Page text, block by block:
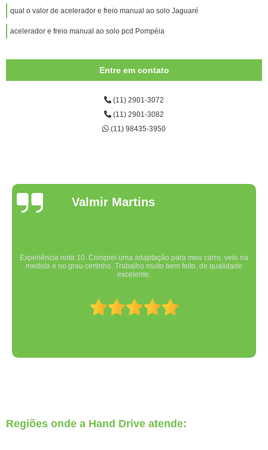
qual o valor de acelerador e freio manual ao solo Jaguaré
acelerador e freio manual ao solo pcd Pompéia
Entre em contato
(11) 2901-3072
(11) 2901-3082
(11) 98435-3950
Valmir Martins
Experiência nota 10. Comprei uma adaptação para meu carro, veio na
medida e no grau certinho. Trabalho muito bem feito, de qualidade
excelente.
Regiões onde a Hand Drive atende: